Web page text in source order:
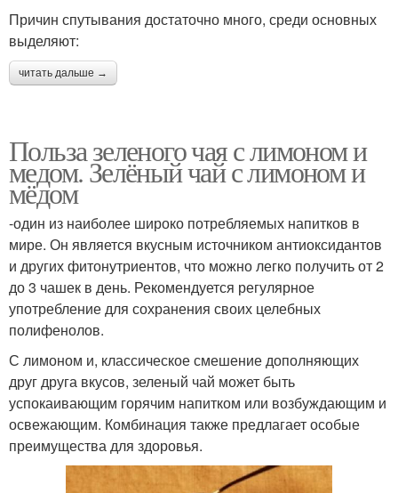
Причин спутывания достаточно много, среди основных
выделяют:
читать дальше →
Польза зеленого чая с лимоном и
медом. Зелёный чай с лимоном и
мёдом
-один из наиболее широко потребляемых напитков в
мире. Он является вкусным источником антиоксидантов
и других фитонутриентов, что можно легко получить от 2
до 3 чашек в день. Рекомендуется регулярное
употребление для сохранения своих целебных
полифенолов.
С лимоном и, классическое смешение дополняющих
друг друга вкусов, зеленый чай может быть
успокаивающим горячим напитком или возбуждающим и
освежающим. Комбинация также предлагает особые
преимущества для здоровья.